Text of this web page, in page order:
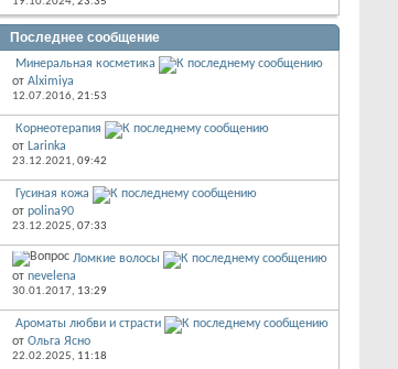
Последнее сообщение
Минеральная косметика
от Alximiya
12.07.2016, 21:53
Корнеотерапия
от Larinka
23.12.2021, 09:42
Гусиная кожа
от polina90
23.12.2025, 07:33
Ломкие волосы
от nevelena
30.01.2017, 13:29
Ароматы любви и страсти
от Ольга Ясно
22.02.2025, 11:18